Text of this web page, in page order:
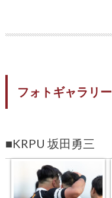
フォトギャラリー
■KRPU 坂田勇三